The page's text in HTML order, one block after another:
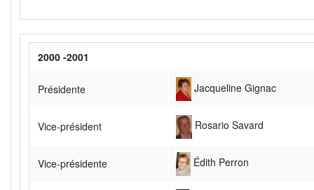
2000 -2001
Présidente Jacqueline Gignac
Vice-président Rosario Savard
Vice-présidente Édith Perron